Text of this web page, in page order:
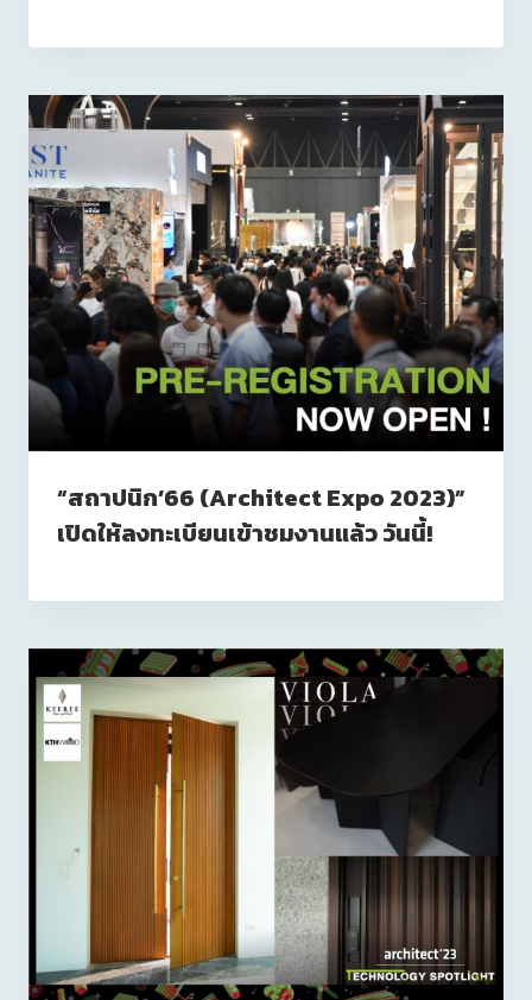
“สถาปนิก’66 (Architect Expo 2023)”
เปิดให้ลงทะเบียนเข้าชมงานแล้ว วันนี้!